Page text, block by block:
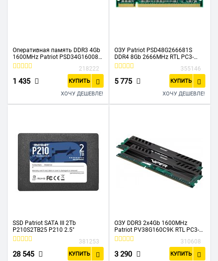
Оперативная память DDR3 4Gb
1600MHz Patriot PSD34G160081
RTL PC3-12800 CL11 DIMM 240-
218222
1 435 КУПИТЬ
ХОЧУ ДЕШЕВЛЕ!
ОЗУ Patriot PSD48G266681S
DDR4 8Gb 2666MHz RTL PC3-
21300 CL19 SO-DIMM 260-pin
355146
5 775 КУПИТЬ
ХОЧУ ДЕШЕВЛЕ!
SSD Patriot SATA III 2Tb
P210S2TB25 P210 2.5"
381253
28 545 КУПИТЬ
ОЗУ DDR3 2x4Gb 1600MHz
Patriot PV38G160C9K RTL PC3-
12800 CL9 DIMM 240-pin 1.5В
310608
3 290 КУПИТЬ